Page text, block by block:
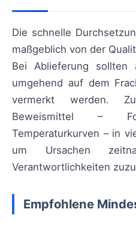
Die schnelle
maßgeblich von der
Bei Ablieferung sollten
umgehend auf dem
vermerkt werden.
Beweismittel –
Temperaturkurven – in
um Ursachen
Verantwortlichkeiten
Empfohlene